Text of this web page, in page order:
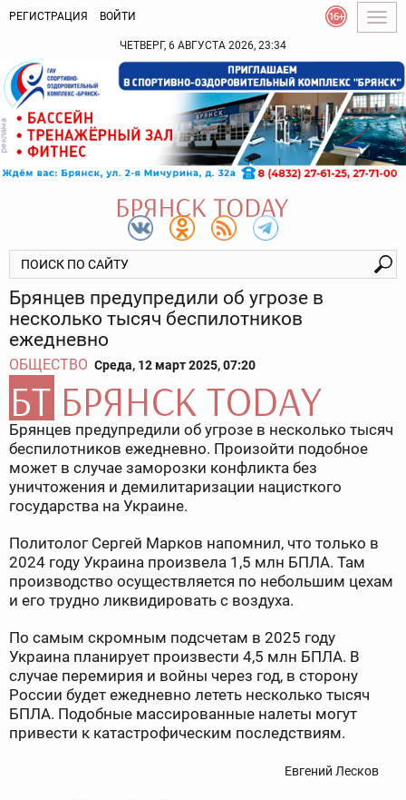
РЕГИСТРАЦИЯ ВОЙТИ
ЧЕТВЕРГ, 6 АВГУСТА 2026, 23:34
Брянцев предупредили об угрозе в
несколько тысяч беспилотников
ежедневно
ОБЩЕСТВО Среда, 12 март 2025, 07:20
Брянцев предупредили об угрозе в несколько тысяч
беспилотников ежедневно. Произойти подобное
может в случае заморозки конфликта без
уничтожения и демилитаризации нацисткого
государства на Украине.
Политолог Сергей Марков напомнил, что только в
2024 году Украина произвела 1,5 млн БПЛА. Там
производство осуществляется по небольшим цехам
и его трудно ликвидировать с воздуха.
По самым скромным подсчетам в 2025 году
Украина планирует произвести 4,5 млн БПЛА. В
случае перемирия и войны через год, в сторону
России будет ежедневно лететь несколько тысяч
БПЛА. Подобные массированные налеты могут
привести к катастрофическим последствиям.
Евгений Лесков